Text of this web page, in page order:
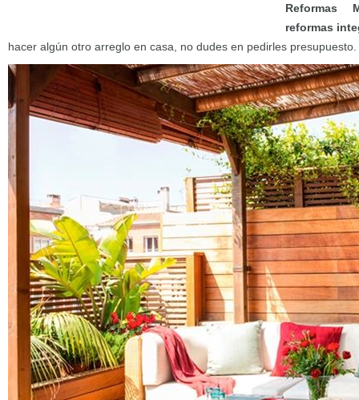
Reformas
reformas
hacer algún otro arreglo en casa, no dudes en pedirles presupuesto.